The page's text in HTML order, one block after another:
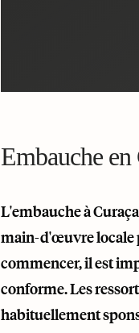
Embauche en
L'embauche à
main-d'œuvre locale
commencer, il est
conforme. Les
habituellement